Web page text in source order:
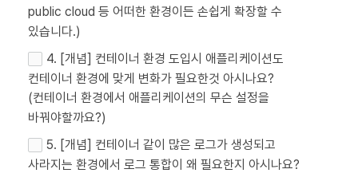
public cloud 등 어떠한 환경이든 손쉽게 확장할 수
있습니다.)
4. [개념] 컨테이너 환경 도입시 애플리케이션도
컨테이너 환경에 맞게 변화가 필요한것 아시나요?
(컨테이너 환경에서 애플리케이션의 무슨 설정을
바꿔야할까요?)
5. [개념] 컨테이너 같이 많은 로그가 생성되고
사라지는 환경에서 로그 통합이 왜 필요한지 아시나요?